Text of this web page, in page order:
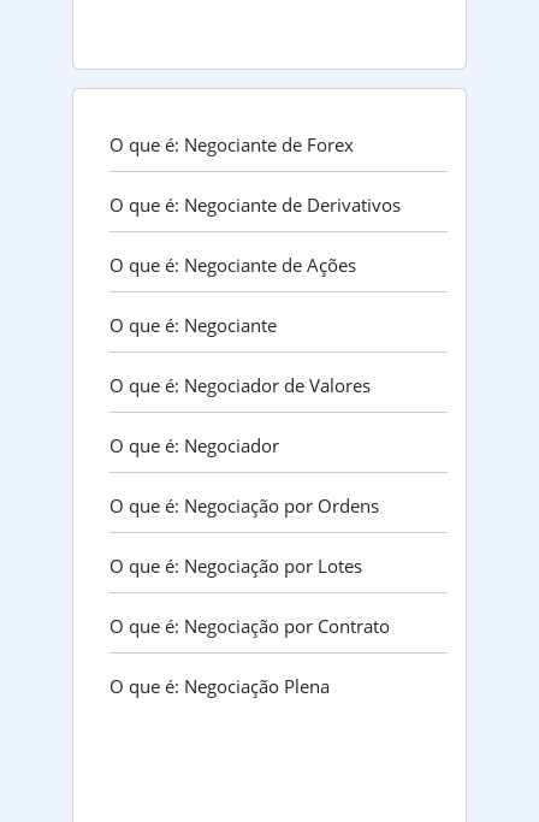
O que é: Negociante de Forex
O que é: Negociante de Derivativos
O que é: Negociante de Ações
O que é: Negociante
O que é: Negociador de Valores
O que é: Negociador
O que é: Negociação por Ordens
O que é: Negociação por Lotes
O que é: Negociação por Contrato
O que é: Negociação Plena